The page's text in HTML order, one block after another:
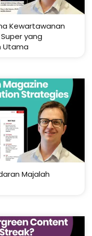
Kewartawanan
yang
Utama
Majalah